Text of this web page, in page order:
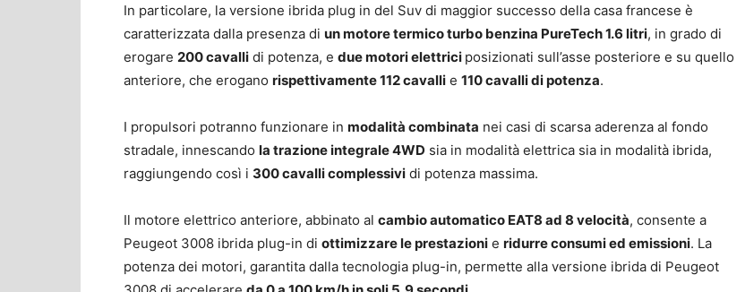
In particolare, la versione ibrida plug in del Suv di maggior successo della casa francese è
caratterizzata dalla presenza di un motore termico turbo benzina PureTech 1.6 litri, in grado di
erogare 200 cavalli di potenza, e due motori elettrici posizionati sull’asse posteriore e su quello
anteriore, che erogano rispettivamente 112 cavalli e 110 cavalli di potenza.
I propulsori potranno funzionare in modalità combinata nei casi di scarsa aderenza al fondo
stradale, innescando la trazione integrale 4WD sia in modalità elettrica sia in modalità ibrida,
raggiungendo così i 300 cavalli complessivi di potenza massima.
Il motore elettrico anteriore, abbinato al cambio automatico EAT8 ad 8 velocità, consente a
Peugeot 3008 ibrida plug-in di ottimizzare le prestazioni e ridurre consumi ed emissioni. La
potenza dei motori, garantita dalla tecnologia plug-in, permette alla versione ibrida di Peugeot